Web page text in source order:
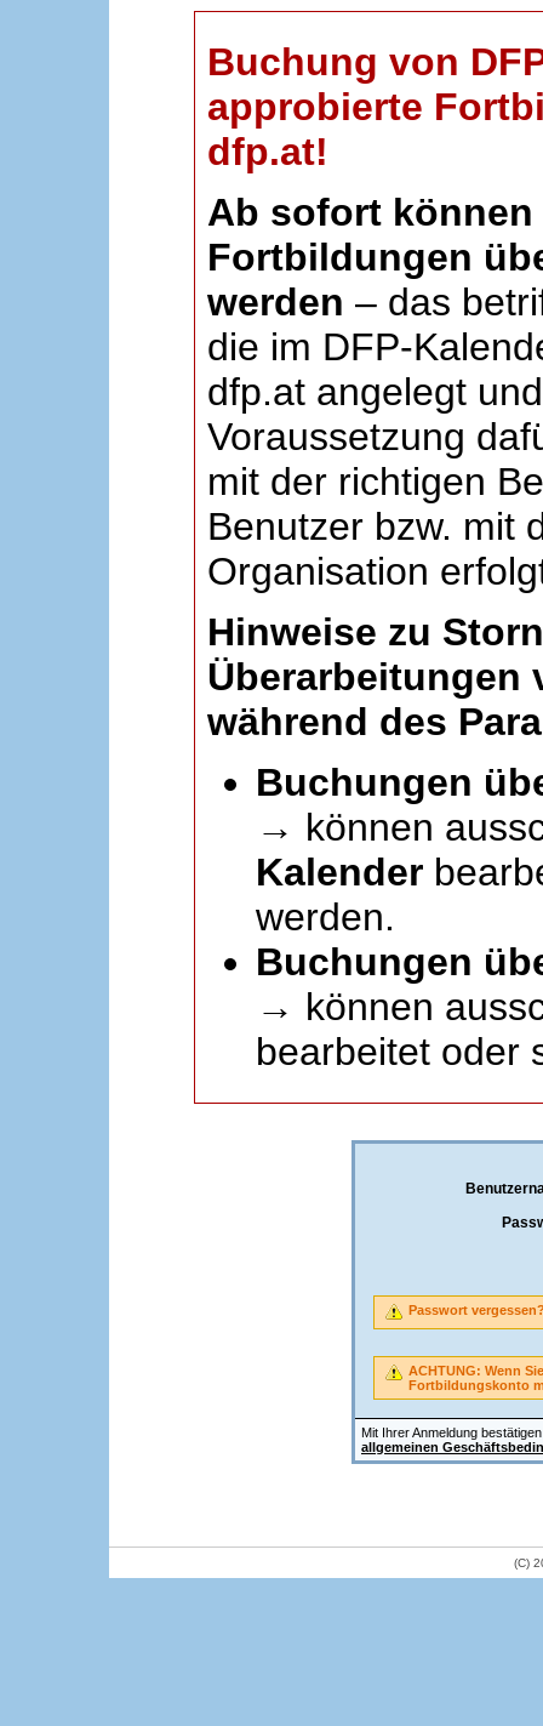
Buchung von
approbierte
dfp.at!
Ab sofort können
Fortbildungen
werden – das
die im DFP-
dfp.at angelegt
Voraussetzung
mit der richtigen
Benutzer bzw. mit
Organisation
Hinweise zu
Überarbeitungen
während des
Buchungen
→ können
Kalender
werden.
Buchungen
→ können
bearbeitet oder
Mit Ihrer Anmeldung
allgemeinen
Passwort
ACHTUNG: Wenn
Fortbildungskonto
(C)